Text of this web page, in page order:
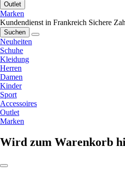
Outlet
Marken
Kundendienst in Frankreich Sichere
Suchen
Neuheiten
Schuhe
Kleidung
Herren
Damen
Kinder
Sport
Accessoires
Outlet
Marken
Wird zum Warenkorb